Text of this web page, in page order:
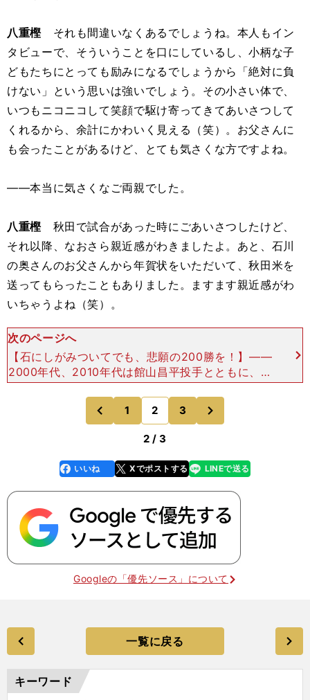
八重樫それも間違いなくあるでしょうね。本人もイン
タビューで、そういうことを口にしているし、小柄な子
どもたちにとっても励みになるでしょうから「絶対に負
けない」という思いは強いでしょう。その小さい体で、
いつもニコニコして笑顔で駆け寄ってきてあいさつして
くれるから、余計にかわいく見える（笑）。お父さんに
も会ったことがあるけど、とても気さくな方ですよね。
――本当に気さくなご両親でした。
八重樫秋田で試合があった時にごあいさつしたけど、
それ以降、なおさら親近感がわきましたよ。あと、石川
の奥さんのお父さんから年賀状をいただいて、秋田米を
送ってもらったこともありました。ますます親近感がわ
いちゃうよね（笑）。
次のページへ
【石にしがみついてでも、悲願の200勝を！】――
2000年代、2010年代は館山昌平投手とともに、間
違いなく石川さんがチームをけん引し続けました
ね。八重樫 館山の存在も大きかったでしょうね。
石川には
前
のページへ
1 2 3
2 / 3
faceboo
k
いいね Xでポストする
line LINEで送る
Googleの「優先ソース」について
一覧に戻る
キーワード